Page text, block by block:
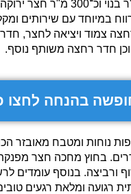
ויציאה לחצר, חדר
חדר רחצה משותף נוסף.
בהנחה לחצו
נוחות ומטבח
בחוץ מחכה חצר